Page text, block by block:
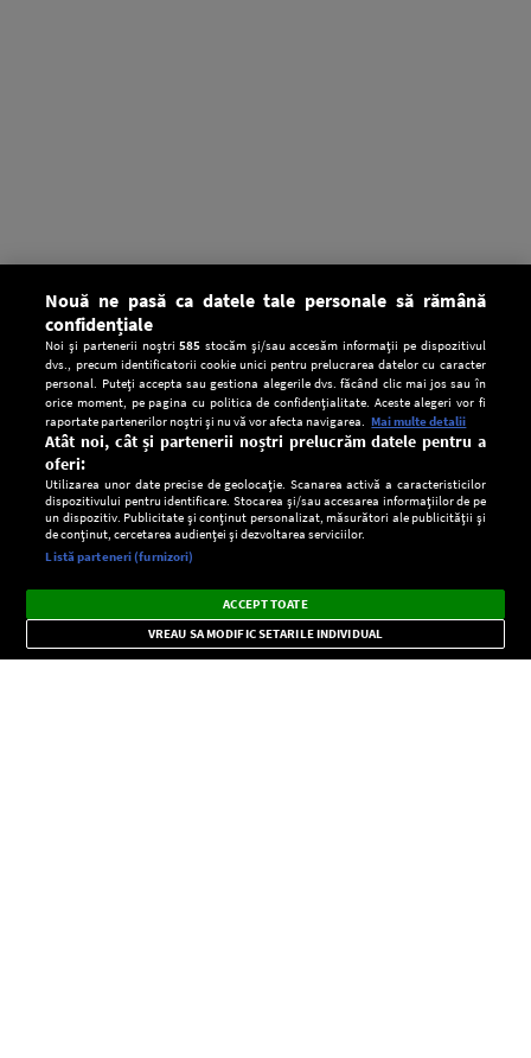
CONFIDENŢIALITATE
Setări:
Dark
Mode
Radio live, podcasturi, știri și alerte
importante.
×
Nouă ne pasă ca datele tale personale să rămână
confidențiale
Noi și partenerii noștri585 stocăm și/sau accesăm informații pe dispozitivul
dvs., precum identificatorii cookie unici pentru prelucrarea datelor cu caracter
personal. Puteți accepta sau gestiona alegerile dvs. făcând clic mai jos sau în
orice moment, pe pagina cu politica de confidențialitate. Aceste alegeri vor fi
raportate partenerilor noștri și nu vă vor afecta navigarea. Mai multe detalii
Atât noi, cât și partenerii noștri prelucrăm datele pentru a
oferi:
Utilizarea unor date precise de geolocație. Scanarea activă a caracteristicilor
dispozitivului pentru identificare. Stocarea și/sau accesarea informațiilor de pe
un dispozitiv. Publicitate și conținut personalizat, măsurători ale publicității și
de conținut, cercetarea audienței și dezvoltarea serviciilor.
Listă parteneri (furnizori)
ACCEPT TOATE
VREAU SA MODIFIC SETARILE INDIVIDUAL